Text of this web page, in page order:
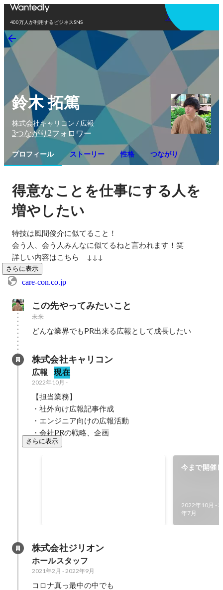
400万人が利用するビジネスSNS
アプリを使う
鈴木 拓篤
株式会社キャリコン / 広報
3つながり 2フォロワー
プロフィール ストーリー 性格 つながり
得意なことを仕事にする人を
増やしたい
特技は風間俊介に似てること！
会う人、会う人みんなに似てるねと言われます！笑
詳しい内容はこちら　↓↓↓
さらに表示
care-con.co.jp
この先やってみたいこと
未来
どんな業界でもPR出来る広報として成長したい
株式会社キャリコン
広報 現在
2022年10月 -
【担当業務】
・社外向け広報記事作成
・エンジニア向けの広報活動
・会社PRの戦略、企画
さらに表示
今まで開催
2022年10月 -
年7月
株式会社ジリオン
ホールスタッフ
2021年2月 -2022年9月
コロナ真っ最中の中でも